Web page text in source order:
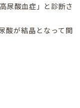
尿酸血症」と診断さ
酸が結晶となって関